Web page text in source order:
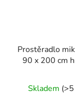
Prostěradlo
90 x 200 cm
Skladem